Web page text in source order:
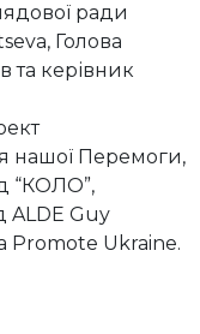
ради
Голова
та керівник
нашої Перемоги,
“КОЛО”,
ALDE Guy
Promote Ukraine.